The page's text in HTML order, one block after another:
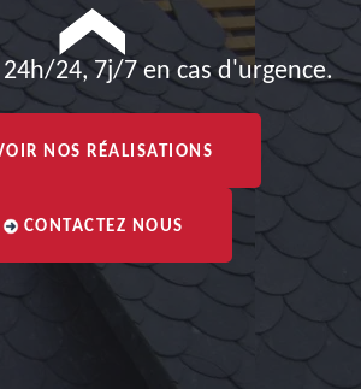
24, 7j/7 en cas d'urgence.
NOS RÉALISATIONS
CONTACTEZ NOUS